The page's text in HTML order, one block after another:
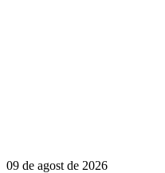
09 de agost de 2026